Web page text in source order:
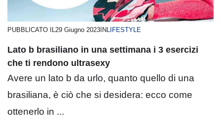
PUBBLICATO IL 29 Giugno 2023 IN LIFESTYLE
Lato b brasiliano in una settimana i 3 esercizi
che ti rendono ultrasexy
Avere un lato b da urlo, quanto quello di una
brasiliana, è ciò che si desidera: ecco come
ottenerlo in ...